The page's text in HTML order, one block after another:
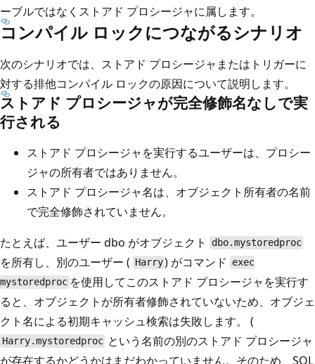
ーブルではなくストアド プロシージャに属します。
コンパイル ロックにつながるシナリオ
次のシナリオでは、ストアド プロシージャまたはトリガーに
対する排他コンパイル ロックの原因について説明します。
ストアド プロシージャが完全修飾名なしで実
行される
ストアド プロシージャを実行するユーザーは、プロシー
ジャの所有者ではありません。
ストアド プロシージャ名は、オブジェクト所有者の名前
で完全修飾されていません。
たとえば、ユーザー dbo がオブジェクト
dbo.mystoredproc
を所有し、別のユーザー ( Harry) がコマンド
exec
mystoredproc を使用してこのストアド プロシージャを実行す
ると、オブジェクトが所有者修飾されていないため、オブジェ
クト名による初期キャッシュ検索は失敗します。 (
Harry.mystoredproc という名前の別のストアド プロシージャ
が存在するかどうかはまだわかっていません。そのため、SQL